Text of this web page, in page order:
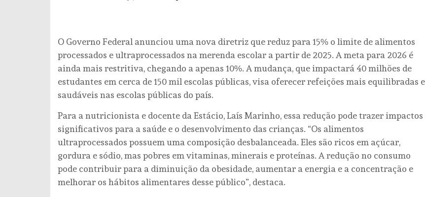
O Governo Federal anunciou uma nova diretriz que reduz para 15% o limite de alimentos
processados e ultraprocessados na merenda escolar a partir de 2025. A meta para 2026 é
ainda mais restritiva, chegando a apenas 10%. A mudança, que impactará 40 milhões de
estudantes em cerca de 150 mil escolas públicas, visa oferecer refeições mais equilibradas e
saudáveis nas escolas públicas do país.
Para a nutricionista e docente da Estácio, Laís Marinho, essa redução pode trazer impactos
significativos para a saúde e o desenvolvimento das crianças. “Os alimentos
ultraprocessados possuem uma composição desbalanceada. Eles são ricos em açúcar,
gordura e sódio, mas pobres em vitaminas, minerais e proteínas. A redução no consumo
pode contribuir para a diminuição da obesidade, aumentar a energia e a concentração e
melhorar os hábitos alimentares desse público”, destaca.